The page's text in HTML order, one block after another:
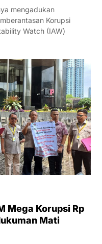
mengadukan
Korupsi
Watch (IAW)
Mega Korupsi Rp
Mati